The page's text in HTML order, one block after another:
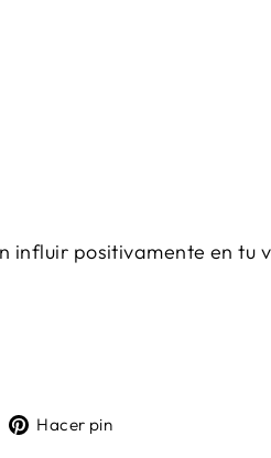
influir positivamente en tu
TuitearHacer pin